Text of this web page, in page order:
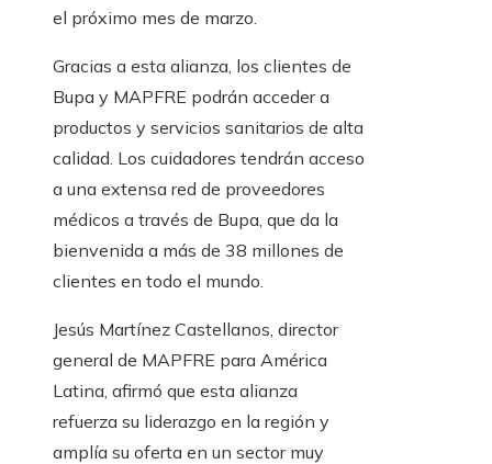
el próximo mes de marzo.
Gracias a esta alianza, los clientes de
Bupa y MAPFRE podrán acceder a
productos y servicios sanitarios de alta
calidad. Los cuidadores tendrán acceso
a una extensa red de proveedores
médicos a través de Bupa, que da la
bienvenida a más de 38 millones de
clientes en todo el mundo.
Jesús Martínez Castellanos, director
general de MAPFRE para América
Latina, afirmó que esta alianza
refuerza su liderazgo en la región y
amplía su oferta en un sector muy